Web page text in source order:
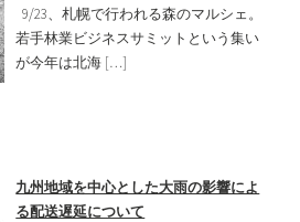
9/23、札幌で行われる森のマルシェ。
若手林業ビジネスサミットという集い
が今年は北海 […]
九州地域を中心とした大雨の影響によ
る配送遅延について